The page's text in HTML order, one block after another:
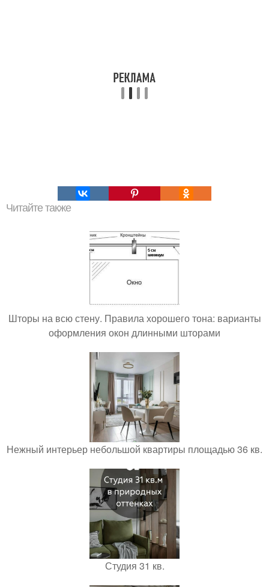
Читайте также
Шторы на всю стену. Правила хорошего тона: варианты
оформления окон длинными шторами
Нежный интерьер небольшой квартиры площадью 36 кв.
Студия 31 кв.